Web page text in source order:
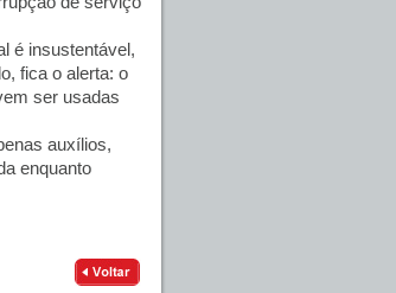
é insustentável,
fica o alerta: o
ser usadas
auxílios,
enquanto